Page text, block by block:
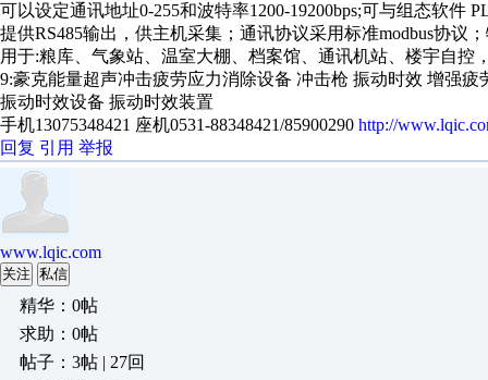
可以设定通讯地址0-255和波特率1200-19200bps;可与组态软件
提供RS485输出，供主机采集；通讯协议采用标准modbus协议
用于:粮库、气象站、温室大棚、档案馆、通讯机站、楼宇自控
9:豪克能量超声冲击疲劳应力消除设备 冲击枪 振动时效 增强疲
振动时效设备 振动时效装置
手机13075348421 座机0531-88348421/85900290 http://
回复 引用 举报
www.lqic.com
关注 私信
精华：0帖
求助：0帖
帖子：3帖 | 27回